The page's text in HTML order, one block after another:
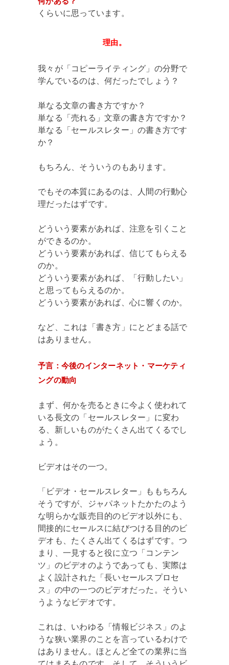
くらいに思っています。
理由。
我々が「コピーライティング」の分野で
学んでいるのは、何だったでしょう？
単なる文章の書き方ですか？
単なる「売れる」文章の書き方ですか？
単なる「セールスレター」の書き方です
か？
もちろん、そういうのもあります。
でもその本質にあるのは、人間の行動心
理だったはずです。
どういう要素があれば、注意を引くこと
ができるのか。
どういう要素があれば、信じてもらえる
のか。
どういう要素があれば、「行動したい」
と思ってもらえるのか。
どういう要素があれば、心に響くのか。
など、これは「書き方」にとどまる話で
はありません。
予言：今後のインターネット・マーケティ
ングの動向
まず、何かを売るときに今よく使われて
いる長文の「セールスレター」に変わ
る、新しいものがたくさん出てくるでし
ょう。
ビデオはその一つ。
「ビデオ・セールスレター」ももちろん
そうですが、ジャパネットたかたのよう
な明らかな販売目的のビデオ以外にも、
間接的にセールスに結びつける目的のビ
デオも、たくさん出てくるはずです。つ
まり、一見すると役に立つ「コンテン
ツ」のビデオのようであっても、実際は
よく設計された「長いセールスプロセ
ス」の中の一つのビデオだった。そうい
うようなビデオです。
これは、いわゆる「情報ビジネス」のよ
うな狭い業界のことを言っているわけで
はありません。ほとんど全ての業界に当